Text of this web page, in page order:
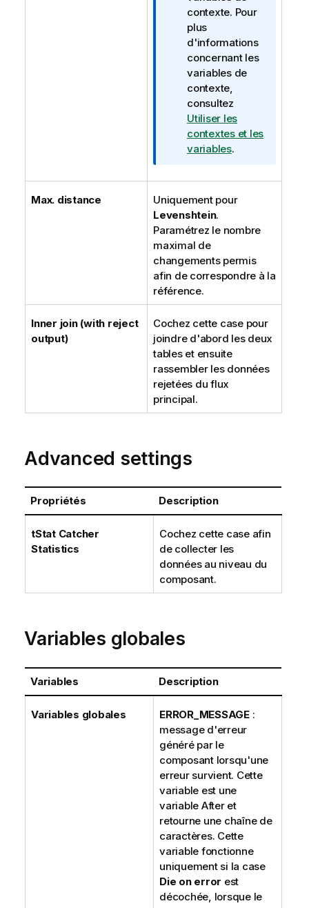
contexte. Pour
plus
d'informations
concernant les
variables de
contexte,
consultez
Utiliser les
contextes et les
variables.
Max. distance
Uniquement pour
Levenshtein.
Paramétrez le nombre
maximal de
changements permis
afin de correspondre à la
référence.
Inner join (with reject
output)
Cochez cette case pour
joindre d'abord les deux
tables et ensuite
rassembler les données
rejetées du flux
principal.
Advanced settings
Propriétés Description
tStat Catcher
Statistics
Cochez cette case afin
de collecter les
données au niveau du
composant.
Variables globales
Variables Description
Variables globales ERROR_MESSAGE:
message d'erreur
généré par le
composant lorsqu'une
erreur survient. Cette
variable est une
variable After et
retourne une chaîne de
caractères. Cette
variable fonctionne
uniquement si la case
Die on error est
décochée, lorsque le